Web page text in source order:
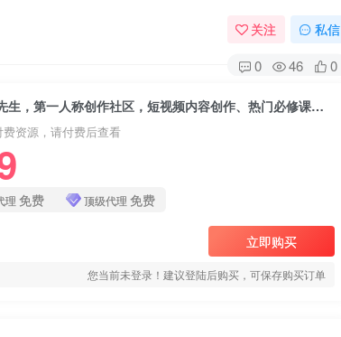
关注 私信
0 46 0
亲爱的安先生，第一人称创作社区，短视频内容创作、热门必修课（115节课）
费资源，请付费后查看
理 免费 顶级代理 免费
立即购买
您当前未登录！建议登陆后购买，可保存购买订单